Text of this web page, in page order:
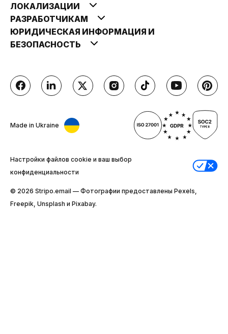
ЛОКАЛИЗАЦИИ
РАЗРАБОТЧИКАМ
ЮРИДИЧЕСКАЯ ИНФОРМАЦИЯ И
БЕЗОПАСНОСТЬ
Made in Ukraine
Настройки файлов cookie и ваш выбор
конфиденциальности
© 2026 Stripо.email — Фотографии предоставлены Pexels,
Freepik, Unsplash и Pixabay.